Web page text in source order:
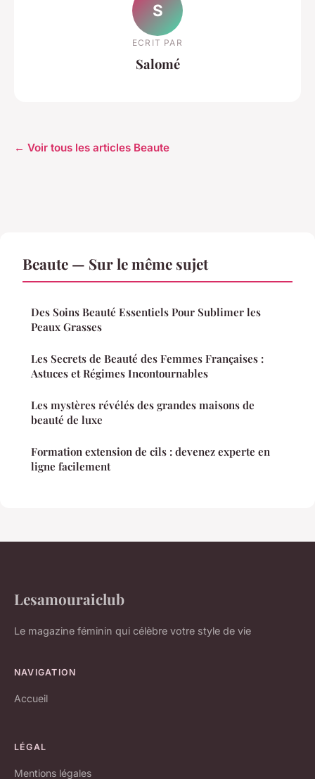
S
ECRIT PAR
Salomé
← Voir tous les articles Beaute
Beaute — Sur le même sujet
Des Soins Beauté Essentiels Pour Sublimer les
Peaux Grasses
Les Secrets de Beauté des Femmes Françaises :
Astuces et Régimes Incontournables
Les mystères révélés des grandes maisons de
beauté de luxe
Formation extension de cils : devenez experte en
ligne facilement
Lesamouraiclub
Le magazine féminin qui célèbre votre style de vie
NAVIGATION
Accueil
LÉGAL
Mentions légales